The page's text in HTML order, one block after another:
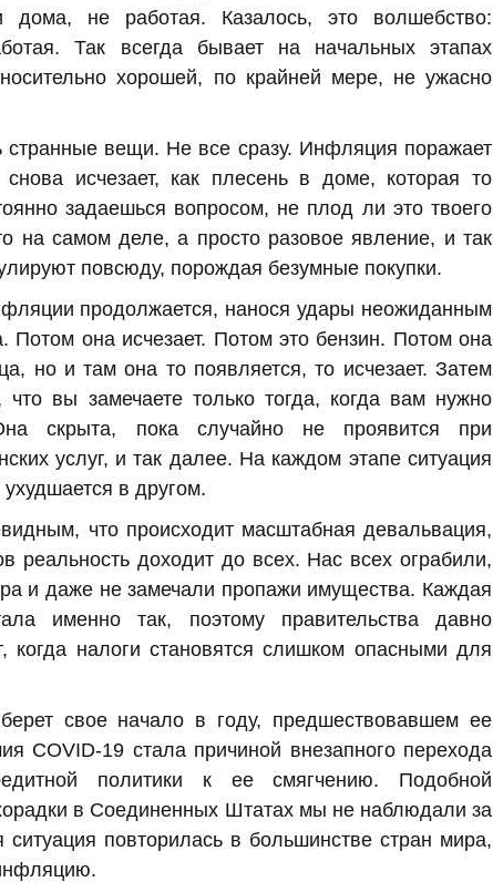
дома, не работая. Казалось, это волшебство:
Так всегда бывает на начальных этапах
хорошей, по крайней мере, не ужасно
странные вещи. Не все сразу. Инфляция поражает
исчезает, как плесень в доме, которая то
задаешься вопросом, не плод ли это твоего
на самом деле, а просто разовое явление, и так
повсюду, порождая безумные покупки.
продолжается, нанося удары неожиданным
Потом она исчезает. Потом это бензин. Потом она
но и там она то появляется, то исчезает. Затем
что вы замечаете только тогда, когда вам нужно
скрыта, пока случайно не проявится при
услуг, и так далее. На каждом этапе ситуация
в другом.
что происходит масштабная девальвация,
реальность доходит до всех. Нас всех ограбили,
и даже не замечали пропажи имущества. Каждая
именно так, поэтому правительства давно
когда налоги становятся слишком опасными для
свое начало в году, предшествовавшем ее
COVID-19 стала причиной внезапного перехода
политики к ее смягчению. Подобной
в Соединенных Штатах мы не наблюдали за
повторилась в большинстве стран мира,